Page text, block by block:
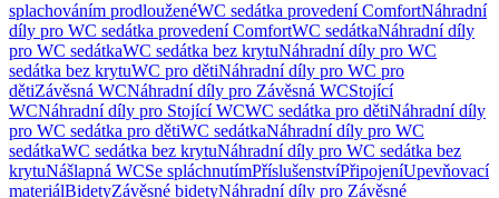
splachováním prodlouženéWC sedátka provedení ComfortNáhradní
díly pro WC sedátka provedení ComfortWC sedátkaNáhradní díly
pro WC sedátkaWC sedátka bez krytuNáhradní díly pro WC
sedátka bez krytuWC pro dětiNáhradní díly pro WC pro
dětiZávěsná WCNáhradní díly pro Závěsná WCStojící
WCNáhradní díly pro Stojící WCWC sedátka pro dětiNáhradní díly
pro WC sedátka pro dětiWC sedátkaNáhradní díly pro WC
sedátkaWC sedátka bez krytuNáhradní díly pro WC sedátka bez
krytuNášlapná WCSe spláchnutímPříslušenstvíPřipojeníUpevňovací
materiálBidetyZávěsné bidetyNáhradní díly pro Závěsné